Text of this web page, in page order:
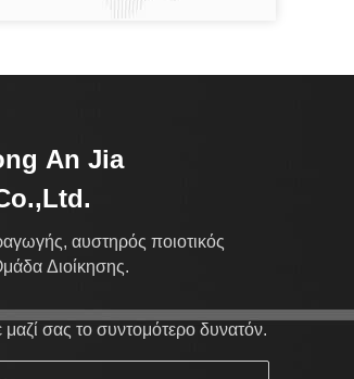
An Jia
αυστηρός ποιοτικός
Διοίκησης.
σας το συντομότερο δυνατόν.